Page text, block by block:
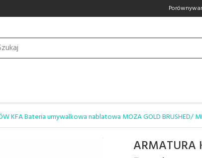
KFA Bateria umywalkowa nablatowa MOZA GOLD BRUSHED/
ARMATURA